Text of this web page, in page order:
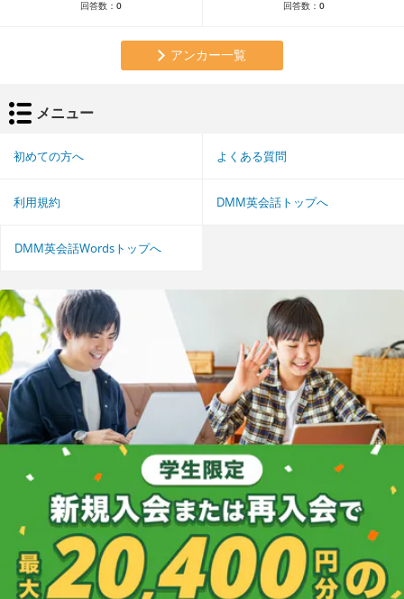
回答数： 0 回答数： 0
アンカー一覧
メニュー
初めての方へ よくある質問
利用規約 DMM英会話トップへ
DMM英会話Wordsトップへ